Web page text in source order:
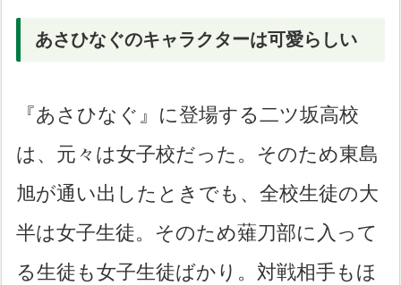
あさひなぐのキャラクターは可愛らしい
『あさひなぐ』に登場する二ツ坂高校
は、元々は女子校だった。そのため東島
旭が通い出したときでも、全校生徒の大
半は女子生徒。そのため薙刀部に入って
る生徒も女子生徒ばかり。対戦相手もほ